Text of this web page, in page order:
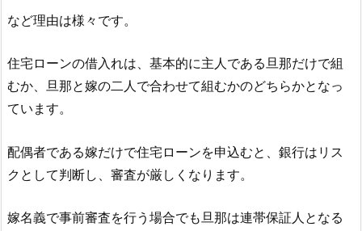
など理由は様々です。
住宅ローンの借入れは、基本的に主人である旦那だけで組
むか、旦那と嫁の二人で合わせて組むかのどちらかとなっ
ています。
配偶者である嫁だけで住宅ローンを申込むと、銀行はリス
クとして判断し、審査が厳しくなります。
嫁名義で事前審査を行う場合でも旦那は連帯保証人となる